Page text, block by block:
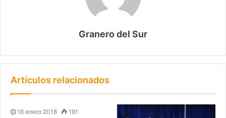
Granero del Sur
Artículos relacionados
16 enero 2018 191